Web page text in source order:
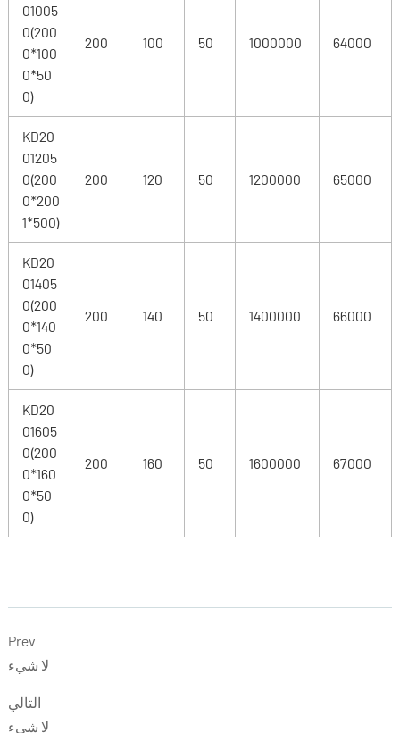
01005
0(200
0*100
0*50
0)
200 100 50 1000000 64000
KD20
01205
0(200
0*200
1*500)
200 120 50 1200000 65000
KD20
01405
0(200
0*140
0*50
0)
200 140 50 1400000 66000
KD20
01605
0(200
0*160
0*50
0)
200 160 50 1600000 67000
Prev
لا شيء
التالي
لا شيء